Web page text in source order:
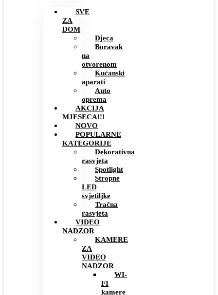
SVE
ZA
DOM
Djeca
Boravak
na
otvorenom
Kućanski
aparati
Auto
oprema
AKCIJA
MJESECA!!!
NOVO
POPULARNE
KATEGORIJE
Dekorativna
rasvjeta
Spotlight
Stropne
LED
svjetiljke
Tračna
rasvjeta
VIDEO
NADZOR
KAMERE
ZA
VIDEO
NADZOR
WI-
FI
kamere